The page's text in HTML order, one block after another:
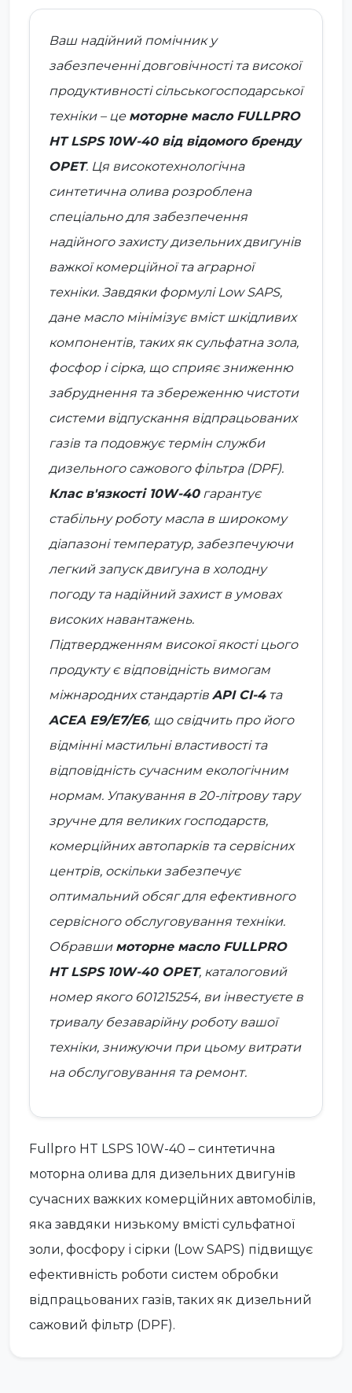
Ваш надійний помічник у
забезпеченні довговічності та високої
продуктивності сільськогосподарської
техніки – це моторне масло FULLPRO
HT LSPS 10W-40 від відомого бренду
OPET. Ця високотехнологічна
синтетична олива розроблена
спеціально для забезпечення
надійного захисту дизельних двигунів
важкої комерційної та аграрної
техніки. Завдяки формулі Low SAPS,
дане масло мінімізує вміст шкідливих
компонентів, таких як сульфатна зола,
фосфор і сірка, що сприяє зниженню
забруднення та збереженню чистоти
системи відпускання відпрацьованих
газів та подовжує термін служби
дизельного сажового фільтра (DPF).
Клас в'язкості 10W-40гарантує
стабільну роботу масла в широкому
діапазоні температур, забезпечуючи
легкий запуск двигуна в холодну
погоду та надійний захист в умовах
високих навантажень.
Підтвердженням високої якості цього
продукту є відповідність вимогам
міжнародних стандартів API CI-4та
ACEA E9/E7/E6, що свідчить про його
відмінні мастильні властивості та
відповідність сучасним екологічним
нормам. Упакування в 20-літрову тару
зручне для великих господарств,
комерційних автопарків та сервісних
центрів, оскільки забезпечує
оптимальний обсяг для ефективного
сервісного обслуговування техніки.
Обравши моторне масло FULLPRO
HT LSPS 10W-40 OPET, каталоговий
номер якого 601215254, ви інвестуєте в
тривалу безаварійну роботу вашої
техніки, знижуючи при цьому витрати
на обслуговування та ремонт.
Fullpro HT LSPS 10W-40 – синтетична
моторна олива для дизельних двигунів
сучасних важких комерційних автомобілів,
яка завдяки низькому вмісті сульфатної
золи, фосфору і сірки (Low SAPS) підвищує
ефективність роботи систем обробки
відпрацьованих газів, таких як дизельний
сажовий фільтр (DPF).